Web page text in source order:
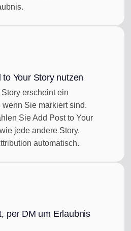
Your Story nutzen
erscheint ein
Sie markiert sind.
Sie Add Post to Your
jede andere Story.
automatisch.
per DM um Erlaubnis